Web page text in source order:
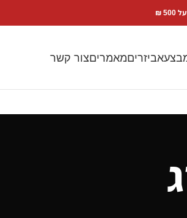
₪
אביזריםמאמריםצור קשר